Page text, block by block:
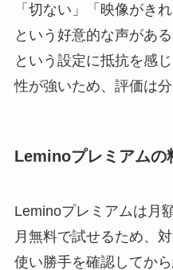
「切ない」「映像がき
という好意的な声があ
という設定に抵抗を感
性が強いため、評価は
Leminoプレミアムの
Leminoプレミアムは月
月無料で試せるため、
使い勝手を確認してか